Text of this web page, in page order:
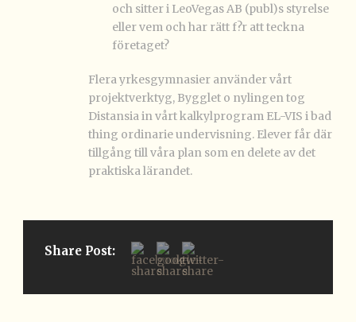
och sitter i LeoVegas AB (publ)s styrelse
eller vem och har rätt f?r att teckna
företaget?
Flera yrkesgymnasier använder vårt
projektverktyg, Bygglet o nylingen tog
Distansia in vårt kalkylprogram EL-VIS i bad
thing ordinarie undervisning. Elever får där
tillgång till våra plan som en delete av det
praktiska lärandet.
Share Post: